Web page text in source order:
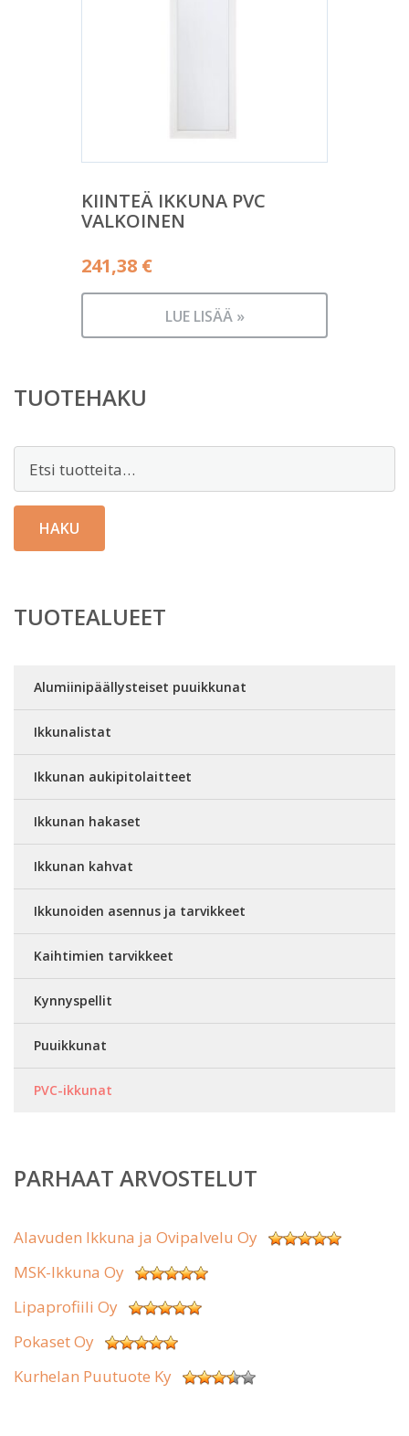
KIINTEÄ IKKUNA PVC
VALKOINEN
241,38 €
LUE LISÄÄ »
TUOTEHAKU
HAKU
TUOTEALUEET
Alumiinipäällysteiset puuikkunat
Ikkunalistat
Ikkunan aukipitolaitteet
Ikkunan hakaset
Ikkunan kahvat
Ikkunoiden asennus ja tarvikkeet
Kaihtimien tarvikkeet
Kynnyspellit
Puuikkunat
PVC-ikkunat
PARHAAT ARVOSTELUT
Alavuden Ikkuna ja Ovipalvelu Oy
MSK-Ikkuna Oy
Lipaprofiili Oy
Pokaset Oy
Kurhelan Puutuote Ky